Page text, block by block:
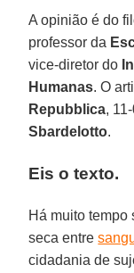
A opinião é do
professor da
vice-diretor do
Humanas. O
Repubblica,
Sbardelotto.
Eis o texto.
Há muito tempo
seca entre
cidadania de